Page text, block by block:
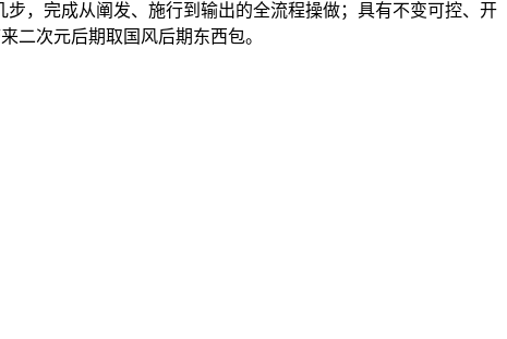
，完成从阐发、施行到输出的全流程操做；具有不变可控、开
二次元后期取国风后期东西包。